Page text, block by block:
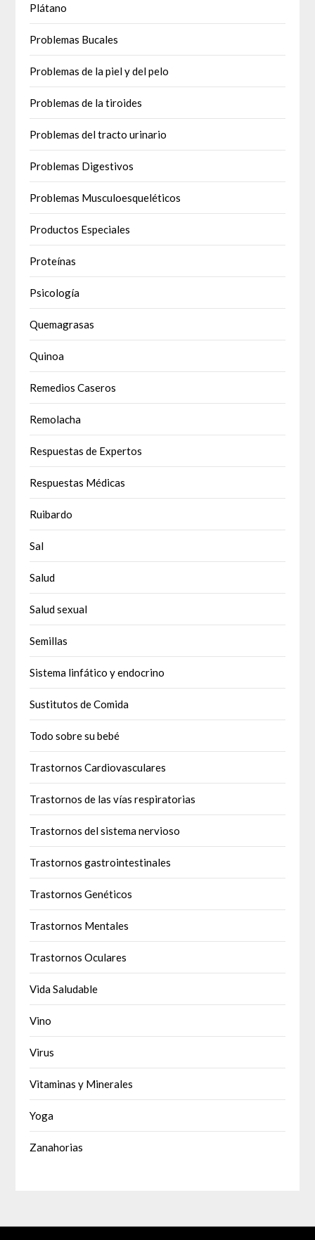
Plátano
Problemas Bucales
Problemas de la piel y del pelo
Problemas de la tiroides
Problemas del tracto urinario
Problemas Digestivos
Problemas Musculoesqueléticos
Productos Especiales
Proteínas
Psicología
Quemagrasas
Quinoa
Remedios Caseros
Remolacha
Respuestas de Expertos
Respuestas Médicas
Ruibardo
Sal
Salud
Salud sexual
Semillas
Sistema linfático y endocrino
Sustitutos de Comida
Todo sobre su bebé
Trastornos Cardiovasculares
Trastornos de las vías respiratorias
Trastornos del sistema nervioso
Trastornos gastrointestinales
Trastornos Genéticos
Trastornos Mentales
Trastornos Oculares
Vida Saludable
Vino
Virus
Vitaminas y Minerales
Yoga
Zanahorias